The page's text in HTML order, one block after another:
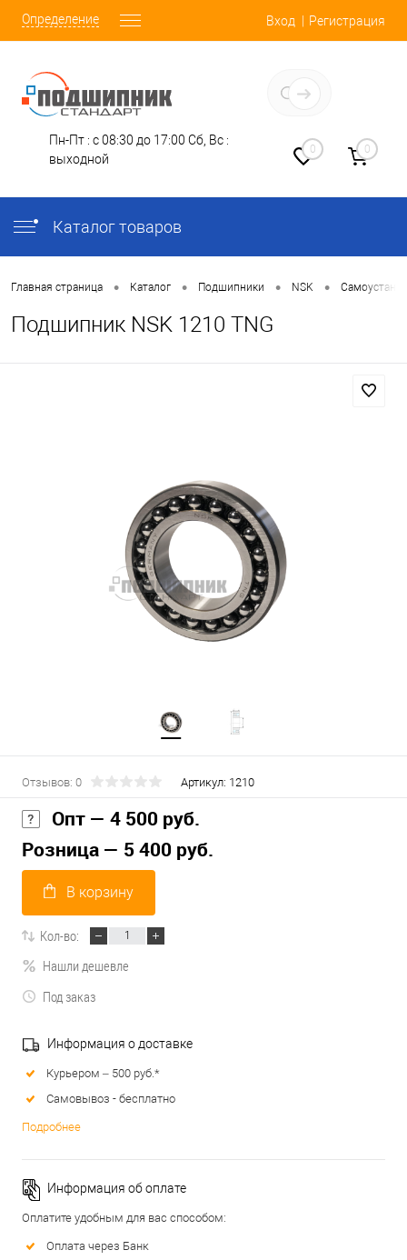
Определение Вход Регистрация
Пн-Пт : с 08:30 до 17:00 Сб, Вс :
выходной
0 0
Каталог товаров
Главная страница • Каталог • Подшипники • NSK •
Подшипник NSK 1210 TNG
Отзывов: 0 Артикул: 1210
Опт — 4 500 руб.
Розница — 5 400 руб.
В корзину
Кол-во:
Нашли дешевле
Под заказ
Информация о доставке
Курьером – 500 руб.*
Самовывоз - бесплатно
Подробнее
Информация об оплате
Оплатите удобным для вас способом:
Оплата через Банк